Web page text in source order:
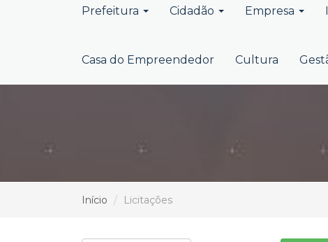
Prefeitura Cidadão Empresa
Casa do Empreendedor Cultura
Início Licitações